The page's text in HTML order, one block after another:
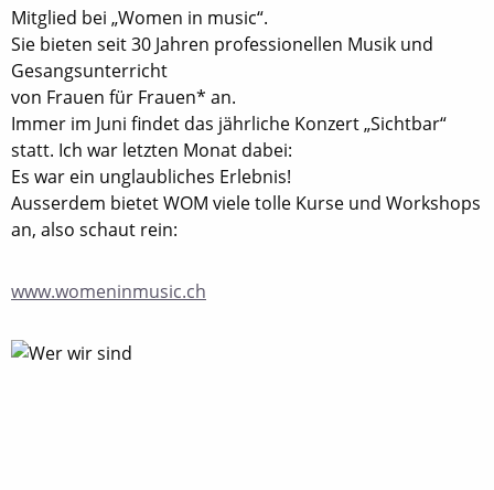
Mitglied bei „Women in music“.
Sie bieten seit 30 Jahren professionellen Musik und
Gesangsunterricht
von Frauen für Frauen* an.
Immer im Juni findet das jährliche Konzert „Sichtbar“
statt. Ich war letzten Monat dabei:
Es war ein unglaubliches Erlebnis!
Ausserdem bietet WOM viele tolle Kurse und Workshops
an, also schaut rein:
www.womeninmusic.ch